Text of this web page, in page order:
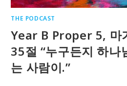
THE PODCAST
Year B Proper 5, 마
35절 “누구든지 하나
는 사람이.”